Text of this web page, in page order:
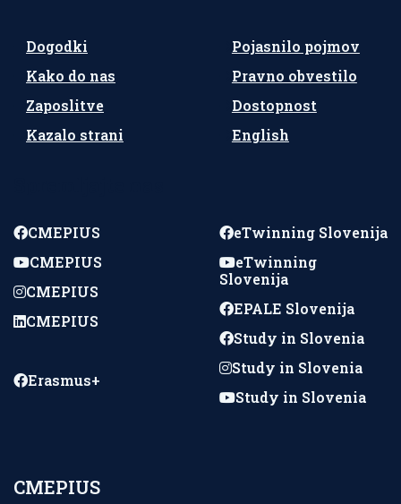
Dogodki
Kako do nas
Zaposlitve
Kazalo strani
Pojasnilo pojmov
Pravno obvestilo
Dostopnost
English
CMEPIUS
CMEPIUS
CMEPIUS
CMEPIUS
Erasmus+
eTwinning Slovenija
eTwinning
Slovenija
EPALE Slovenija
Study in Slovenia
Study in Slovenia
Study in Slovenia
CMEPIUS